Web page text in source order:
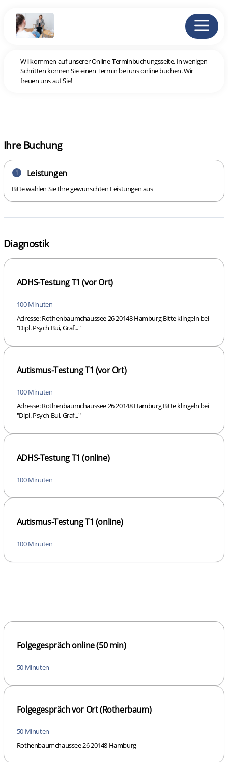
Willkommen auf unserer Online-Terminbuchungsseite. In wenigen
Schritten können Sie einen Termin bei uns online buchen. Wir
freuen uns auf Sie!
Diagnostik
ADHS-Testung T1 (vor Ort)
100 Minuten
Adresse: Rothenbaumchaussee 26 20148 Hamburg Bitte klingeln bei
"Dipl. Psych Bui, Graf..."
Autismus-Testung T1 (vor Ort)
100 Minuten
Adresse: Rothenbaumchaussee 26 20148 Hamburg Bitte klingeln bei
"Dipl. Psych Bui, Graf..."
ADHS-Testung T1 (online)
100 Minuten
Autismus-Testung T1 (online)
100 Minuten
Folgegespräch online (50 min)
50 Minuten
Folgegespräch vor Ort (Rotherbaum)
50 Minuten
Rothenbaumchaussee 26 20148 Hamburg
Ihre Buchung
1 Leistungen
Bitte wählen Sie Ihre gewünschten Leistungen aus